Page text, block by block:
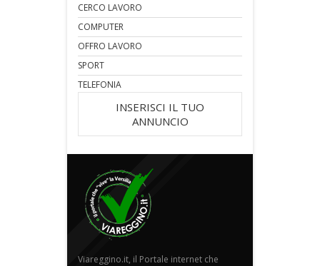
CERCO LAVORO
COMPUTER
OFFRO LAVORO
SPORT
TELEFONIA
INSERISCI IL TUO
ANNUNCIO
Viareggino.it, il Portale internet che